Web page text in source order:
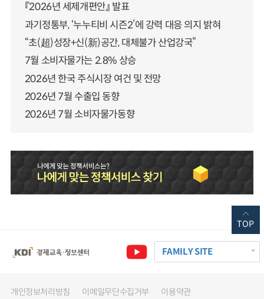
『2026년 세제개편안』 발표
과기정통부, ‘누누티비 시즌2’에 강력 대응 의지 밝혀
“초(超)성장+신(新)공간, 대체불가 산업강국”
7월 소비자물가는 2.8% 상승
2026년 한국 주식시장 여건 및 전망
2026년 7월 수출입 동향
2026년 7월 소비자물가동향
FAMILY SITE
개인정보처리방침 이메일무단수집거부 이용약관
TOP